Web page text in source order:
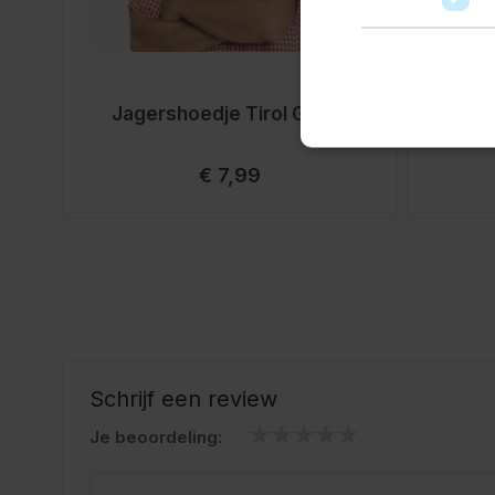
Jagershoedje Tirol Groen
€ 7,99
Schrijf een review
Je beoordeling: